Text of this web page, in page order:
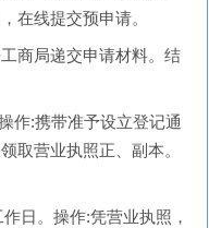
在线提交预申请。
商局递交申请材料。结
作:携带准予设立登记通
取营业执照正、副本。
日。操作:凭营业执照，